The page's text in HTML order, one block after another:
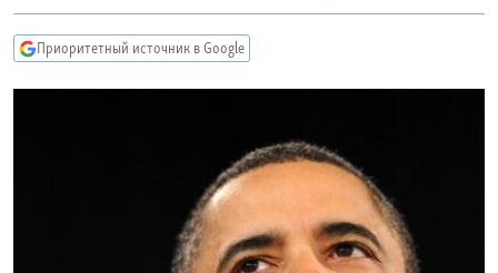
Вернутся
КАВКАЗ.РЕАЛИИ
РАСПИСАНИЕ ВЕЩАНИЯ
ПОДПИШИТЕСЬ НА РАССЫЛКУ
Приоритетный источник в Google